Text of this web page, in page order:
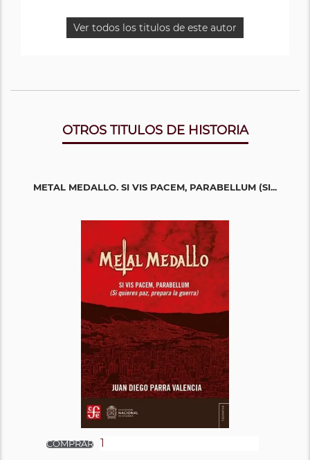
Ver todos los titulos de este autor
OTROS TITULOS DE HISTORIA
METAL MEDALLO. SI VIS PACEM, PARABELLUM (SI...